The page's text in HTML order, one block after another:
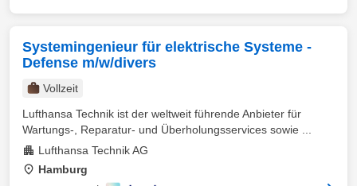
Systemingenieur für elektrische Systeme -
Defense m/w/divers
Vollzeit
Lufthansa Technik ist der weltweit führende Anbieter für
Wartungs-, Reparatur- und Überholungsservices sowie ...
Lufthansa Technik AG
Hamburg